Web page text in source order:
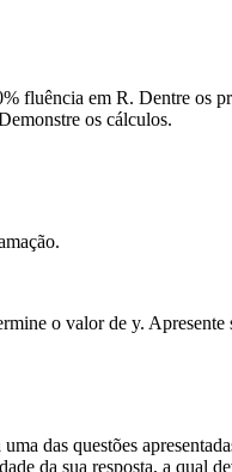
fluência em R. Dentre os
os cálculos.
o valor de y. Apresente
das questões
da sua resposta, a qual